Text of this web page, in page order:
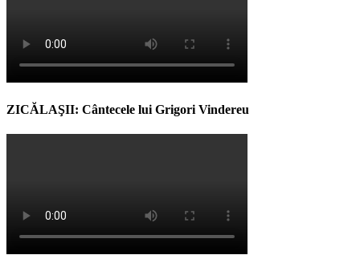
ZICĂLAŞII: Cântecele lui Grigori Vindereu